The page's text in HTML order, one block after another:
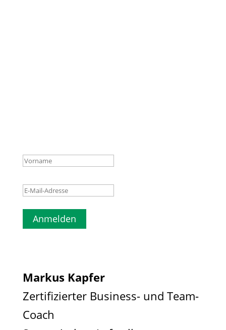
Anmelden
Markus Kapfer
Zertifizierter Business- und Team-
Coach